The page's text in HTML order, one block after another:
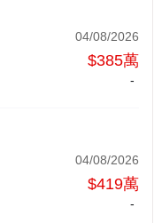
04/08/2026
$385萬
-
04/08/2026
$419萬
-